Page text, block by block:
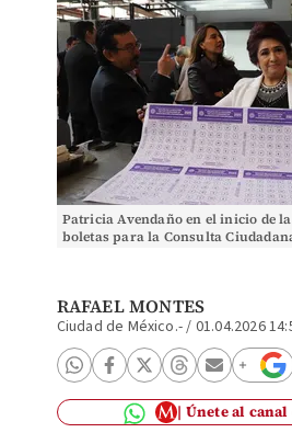
Patricia Avendaño en el inicio de
boletas para la Consulta
RAFAEL MONTES
Ciudad de México.-/ 01.04.2026
Únete al